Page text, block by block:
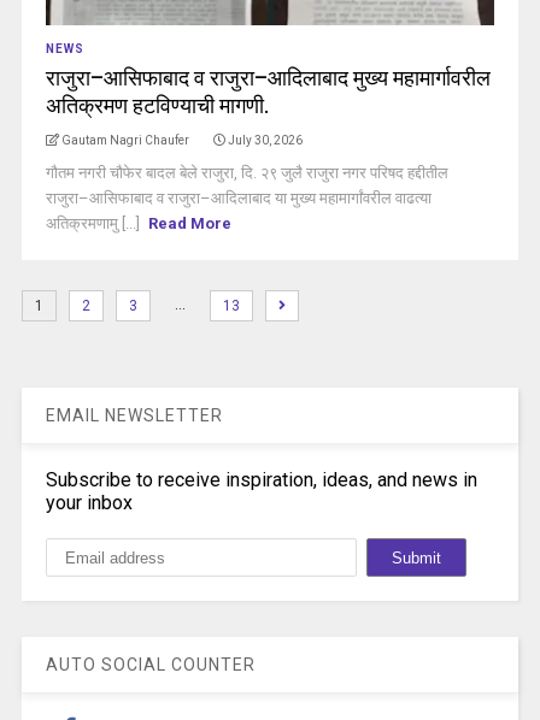
NEWS
राजुरा–आसिफाबाद व राजुरा–आदिलाबाद मुख्य महामार्गावरील
अतिक्रमण हटविण्याची मागणी.
Gautam Nagri Chaufer July 30, 2026
गौतम नगरी चौफेर बादल बेले राजुरा, दि. २९ जुलै राजुरा नगर परिषद हद्दीतील
राजुरा–आसिफाबाद व राजुरा–आदिलाबाद या मुख्य महामार्गांवरील वाढत्या
अतिक्रमणामु [...]
Read More
1 2 3 … 13
EMAIL NEWSLETTER
Subscribe to receive inspiration, ideas, and news in
your inbox
AUTO SOCIAL COUNTER